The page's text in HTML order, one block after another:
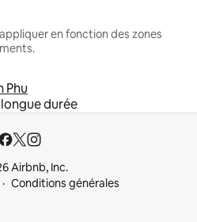
en fonction des zones
Phu
durée
Airbnb, Inc.
Conditions générales